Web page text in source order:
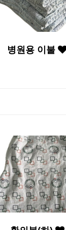
병원용 이불